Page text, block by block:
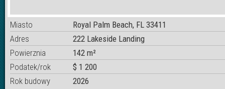
Miasto
Royal Palm Beach, FL 33411
Adres
222 Lakeside Landing
Powierznia
142 m²
Podatek/rok
$ 1 200
Rok budowy
2026